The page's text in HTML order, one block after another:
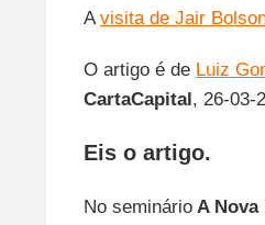
Avisita de Jair
O artigo é de Luiz
CartaCapital, 26-03-
Eis o artigo.
No seminárioA Nova